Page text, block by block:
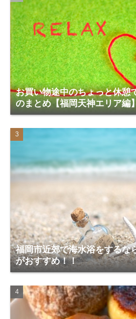
お買い物途中のちょっと休憩
のまとめ【福岡天神エリア編
福岡市近郊で海水浴をするな
がおすすめ！！